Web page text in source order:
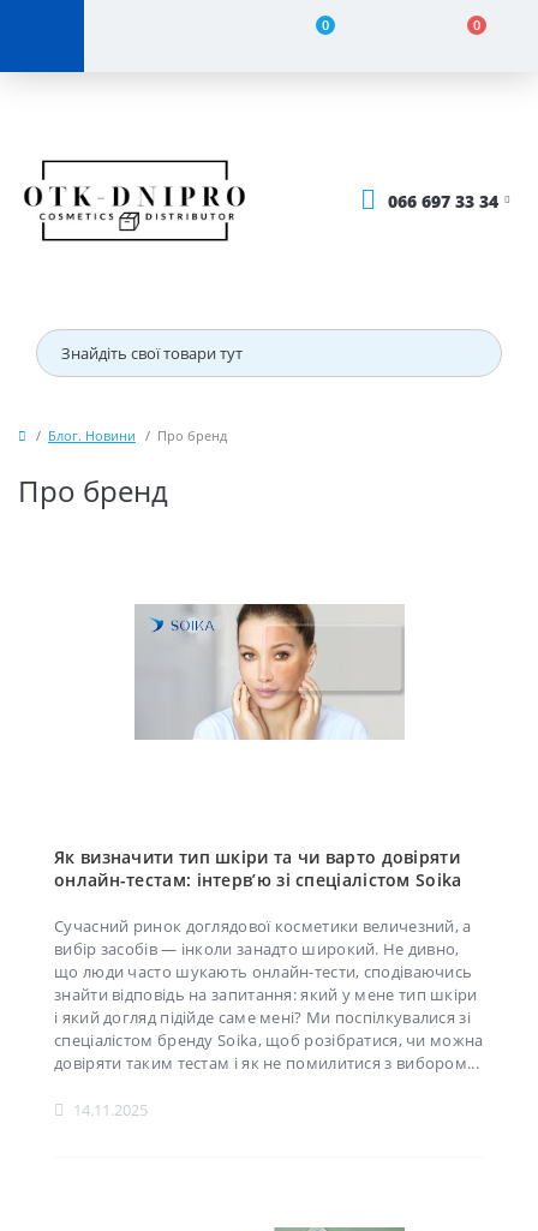
0 0
066 697 33 34
Блог. Новини Про бренд
Про бренд
Як визначити тип шкіри та чи варто довіряти
онлайн-тестам: інтерв’ю зі спеціалістом Soika
Сучасний ринок доглядової косметики величезний, а
вибір засобів — інколи занадто широкий. Не дивно,
що люди часто шукають онлайн-тести, сподіваючись
знайти відповідь на запитання: який у мене тип шкіри
і який догляд підійде саме мені? Ми поспілкувалися зі
спеціалістом бренду Soika, щоб розібратися, чи можна
довіряти таким тестам і як не помилитися з вибором...
14.11.2025